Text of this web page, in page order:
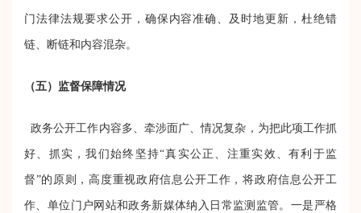
门法律法规要求公开，确保内容准确、及时地更新，杜绝错
链、断链和内容混杂。
（五） 监督保障情况
政务公开工作内容多、牵涉面广、情况复杂，为把此项工作抓
好、抓实，我们始终坚持“真实公正、注重实效、有利于监
督”的原则，高度重视政府信息公开工作，将政府信息公开工
作、单位门户网站和政务新媒体纳入日常监测监管。 一是严格